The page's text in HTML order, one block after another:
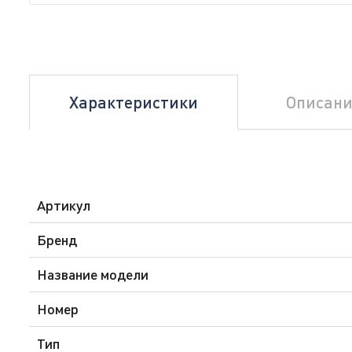
Характеристики
Артикул
Бренд
Название модели
Номер
Тип